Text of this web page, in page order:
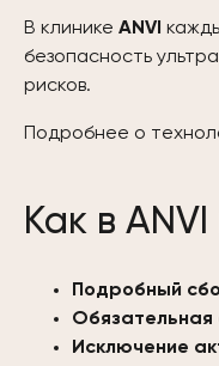
В клинике ANVI
безопасность
рисков.
Подробнее о
Как в
Подробный
Обязательная
Исключение